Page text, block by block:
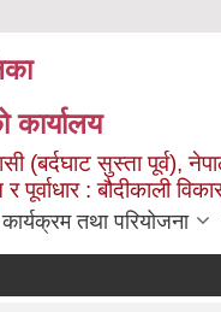
कार्यालय
(बर्दघाट सुस्ता पूर्व),
पूर्वाधार : बौदीकाली
कार्यक्रम तथा परियोजना